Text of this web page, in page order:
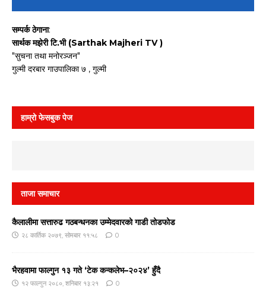
सम्पर्क ठेगाना:
सार्थक मझेरी टि.भी (Sarthak Majheri TV )
"सुचना तथा मनोरञ्जन"
गुल्मी दरबार गाउपालिका ७ , गुल्मी
हाम्रो फेसबुक पेज
ताजा समाचार
कैलालीमा सत्तारुढ गठबन्धनका उम्मेदवारको गाडी तोडफोड
२८ कार्तिक २०७९, सोमबार ११:५८ 0
भैरहवामा फाल्गुन १३ गते ‘टेक कन्कलेभ–२०२४’ हुँदै
१२ फाल्गुन २०८०, शनिबार १३:२१ 0